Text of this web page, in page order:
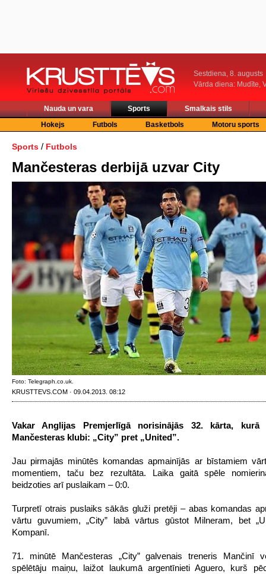
Sestdiena, 8. augusts
Vārda diena: Mudīte,
Nauda un vara Sports
Smalkais stils
Hokejs
Futbols Basketbols Motoru sports
Sports / Futbols
Mančesteras derbijā uzvar City
Foto: Telegraph.co.uk.
KRUSTTEVS.COM · 09.04.2013. 08:12
Vakar Anglijas Premjerlīgā norisinājās 32. kārta,
Mančesteras klubi: „City” pret „United”.
Jau pirmajās minūtēs komandas apmainījās ar bīstamiem
momentiem, taču bez rezultāta. Laika gaitā spēle
beidzoties arī puslaikam – 0:0.
Turpretī otrais puslaiks sākās gluži pretēji – abas komandas
vārtu guvumiem, „City” labā vārtus gūstot Milneram, bet
Kompanī.
71. minūtē Mančesteras „City” galvenais treneris Mančinī
spēlētāju maiņu, laižot laukumā argentīnieti Aguero, kurš